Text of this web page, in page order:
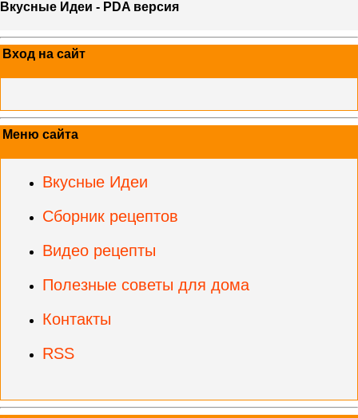
Вкусные Идеи - PDA версия
Вход на сайт
Меню сайта
Вкусные Идеи
Сборник рецептов
Видео рецепты
Полезные советы для дома
Контакты
RSS